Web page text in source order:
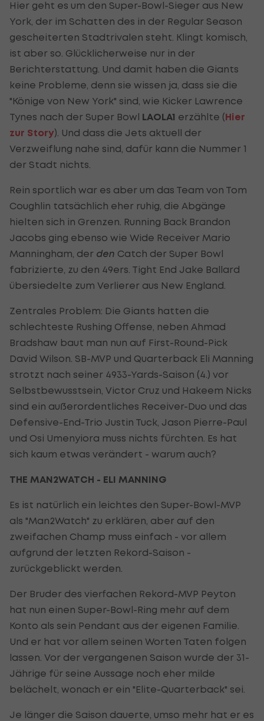
Hier geht es um den Super-Bowl-Sieger aus New
York, der im Schatten des in der Regular Season
gescheiterten Stadtrivalen steht. Klingt komisch,
ist aber so. Glücklicherweise nur in der
Berichterstattung. Und damit haben die Giants
keine Probleme, denn sie wissen ja, dass sie die
"Könige von New York" sind, wie Kicker Lawrence
Tynes nach der Super Bowl LAOLA1 erzählte (Hier
zur Story). Und dass die Jets aktuell der
Verzweiflung nahe sind, dafür kann die Nummer 1
der Stadt nichts.
Rein sportlich war es aber um das Team von Tom
Coughlin tatsächlich eher ruhig, die Abgänge
hielten sich in Grenzen. Running Back Brandon
Jacobs ging ebenso wie Wide Receiver Mario
Manningham, der den Catch der Super Bowl
fabrizierte, zu den 49ers. Tight End Jake Ballard
übersiedelte zum Verlierer aus New England.
Zentrales Problem: Die Giants hatten die
schlechteste Rushing Offense, neben Ahmad
Bradshaw baut man nun auf First-Round-Pick
David Wilson. SB-MVP und Quarterback Eli Manning
strotzt nach seiner 4933-Yards-Saison (4.) vor
Selbstbewusstsein, Victor Cruz und Hakeem Nicks
sind ein außerordentliches Receiver-Duo und das
Defensive-End-Trio Justin Tuck, Jason Pierre-Paul
und Osi Umenyiora muss nichts fürchten. Es hat
sich kaum etwas verändert - warum auch?
THE MAN2WATCH - ELI MANNING
Es ist natürlich ein leichtes den Super-Bowl-MVP
als "Man2Watch" zu erklären, aber auf den
zweifachen Champ muss einfach - vor allem
aufgrund der letzten Rekord-Saison -
zurückgeblickt werden.
Der Bruder des vierfachen Rekord-MVP Peyton
hat nun einen Super-Bowl-Ring mehr auf dem
Konto als sein Pendant aus der eigenen Familie.
Und er hat vor allem seinen Worten Taten folgen
lassen. Vor der vergangenen Saison wurde der 31-
Jährige für seine Aussage noch eher milde
belächelt, wonach er ein "Elite-Quarterback" sei.
Je länger die Saison dauerte, umso mehr hat er es